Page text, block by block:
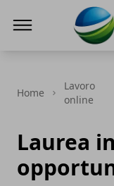
Home
Lavoro
online
Laurea